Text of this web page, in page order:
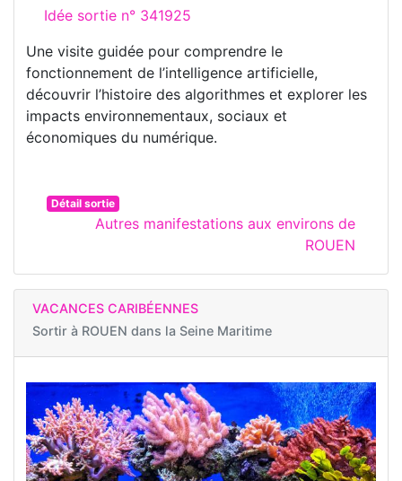
Idée sortie n° 341925
Une visite guidée pour comprendre le
fonctionnement de l’intelligence artificielle,
découvrir l’histoire des algorithmes et explorer les
impacts environnementaux, sociaux et
économiques du numérique.
Détail sortie
Autres manifestations aux environs de
ROUEN
VACANCES CARIBÉENNES
Sortir à ROUEN dans la Seine Maritime